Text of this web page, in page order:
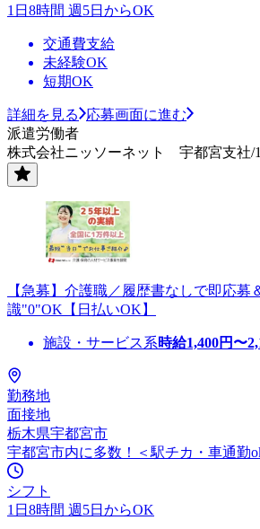
1日8時間 週5日からOK
交通費支給
未経験OK
短期OK
詳細を見る
応募画面に進む
派遣労働者
株式会社ニッソーネット 宇都宮支社/
【急募】介護職／履歴書なしで即応募
識"0"OK【日払いOK】
施設・サービス系時給1,400円〜
勤務地
面接地
栃木県宇都宮市
宇都宮市内に多数！＜駅チカ・車通勤
シフト
1日8時間 週5日からOK